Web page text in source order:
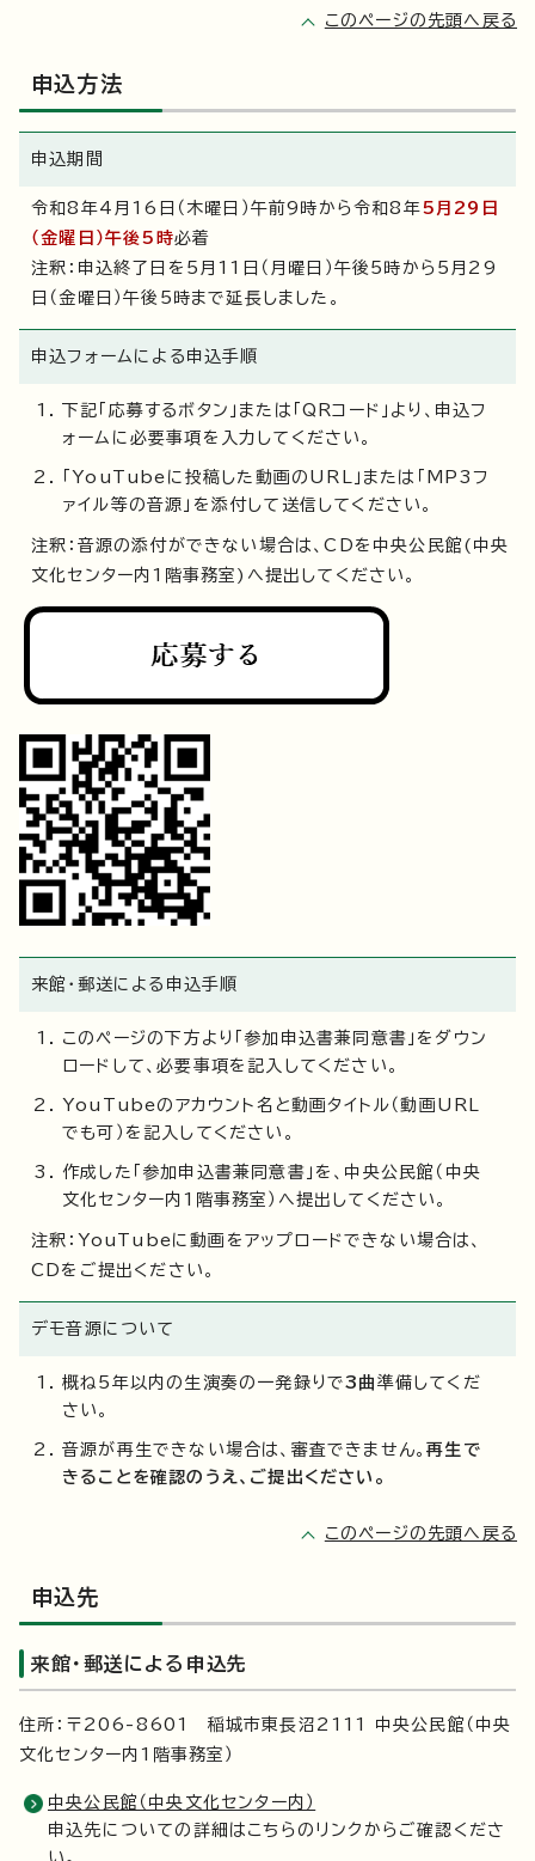
このページの先頭へ戻る
申込方法
申込期間
令和8年4月16日（木曜日）午前9時から令和8年5月29日
（金曜日）午後5時必着
注釈：申込終了日を5月11日（月曜日）午後5時から5月29
日（金曜日）午後5時まで延長しました。
申込フォームによる申込手順
下記「応募するボタン」または「QRコード」より、申込フ
ォームに必要事項を入力してください。
「YouTubeに投稿した動画のURL」または「MP3フ
ァイル等の音源」を添付して送信してください。
注釈：音源の添付ができない場合は、CDを中央公民館(中央
文化センター内1階事務室)へ提出してください。
来館・郵送による申込手順
このページの下方より「参加申込書兼同意書」をダウン
ロードして、必要事項を記入してください。
YouTubeのアカウント名と動画タイトル（動画URL
でも可）を記入してください。
作成した「参加申込書兼同意書」を、中央公民館（中央
文化センター内1階事務室）へ提出してください。
注釈：YouTubeに動画をアップロードできない場合は、
CDをご提出ください。
デモ音源について
概ね5年以内の生演奏の一発録りで3曲 準備してくだ
さい。
音源が再生できない場合は、審査できません。再生で
きることを確認のうえ、ご提出ください。
このページの先頭へ戻る
申込先
来館・郵送による申込先
住所：〒206-8601 稲城市東長沼2111 中央公民館（中央
文化センター内1階事務室）
中央公民館（中央文化センター内）
申込先についての詳細はこちらのリンクからご確認くださ